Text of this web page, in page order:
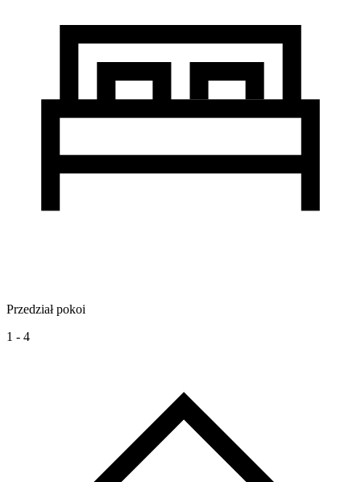
Przedział pokoi
1 - 4